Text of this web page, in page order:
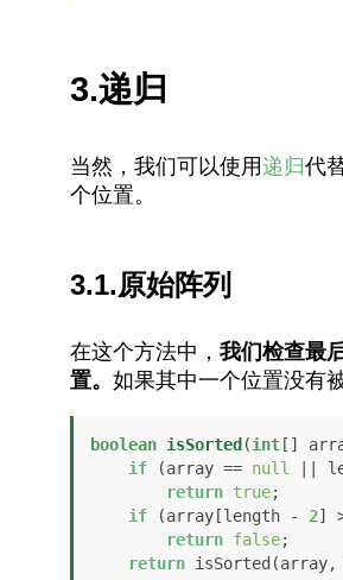
3.递归
当然，我们可以使用递归代
个位置。
3.1.原始阵列
在这个方法中， 我们检查最
置。 如果其中一个位置没有
boolean isSorted (int[]
if (array == null ||
return true;
if (array[length - 2]
return false;
return isSorted(array,